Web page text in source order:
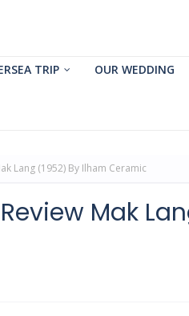
TRIP OUR WEDDING
Lang (1952) By Ilham Ceramic
Mak